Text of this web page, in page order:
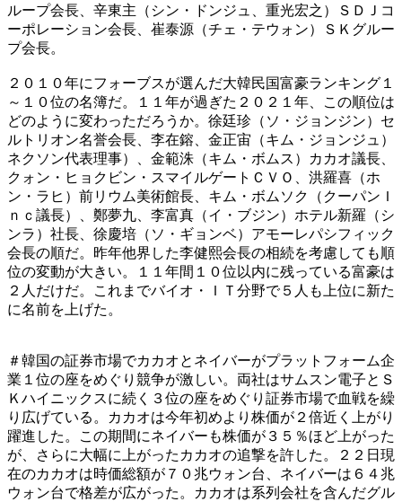
ループ会長、辛東主（シン・ドンジュ、重光宏之）ＳＤＪコ
ーポレーション会長、崔泰源（チェ・テウォン）ＳＫグルー
プ会長。
２０１０年にフォーブスが選んだ大韓民国富豪ランキング１
～１０位の名簿だ。１１年が過ぎた２０２１年、この順位は
どのように変わっただろうか。徐廷珍（ソ・ジョンジン）セ
ルトリオン名誉会長、李在鎔、金正宙（キム・ジョンジュ）
ネクソン代表理事）、金範洙（キム・ボムス）カカオ議長、
クォン・ヒョクビン・スマイルゲートＣＶＯ、洪羅喜（ホ
ン・ラヒ）前リウム美術館長、キム・ボムソク（クーパンＩ
ｎｃ議長）、鄭夢九、李富真（イ・ブジン）ホテル新羅（シ
ンラ）社長、徐慶培（ソ・ギョンベ）アモーレパシフィック
会長の順だ。昨年他界した李健熙会長の相続を考慮しても順
位の変動が大きい。１１年間１０位以内に残っている富豪は
２人だけだ。これまでバイオ・ＩＴ分野で５人も上位に新た
に名前を上げた。
＃韓国の証券市場でカカオとネイバーがプラットフォーム企
業１位の座をめぐり競争が激しい。両社はサムスン電子とＳ
Ｋハイニックスに続く３位の座をめぐり証券市場で血戦を繰
り広げている。カカオは今年初めより株価が２倍近く上がり
躍進した。この期間にネイバーも株価が３５％ほど上がった
が、さらに大幅に上がったカカオの追撃を許した。２２日現
在のカカオは時価総額が７０兆ウォン台、ネイバーは６４兆
ウォン台で格差が広がった。カカオは系列会社を含んだグル